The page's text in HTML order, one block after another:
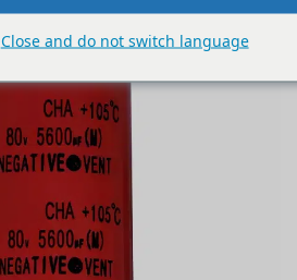
Close and do not switch language